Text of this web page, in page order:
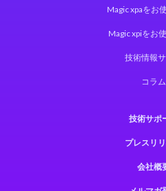
Magic xpaをお
Magic xpiをお
技術情報
コラム
技術サポ
プレスリ
会社概